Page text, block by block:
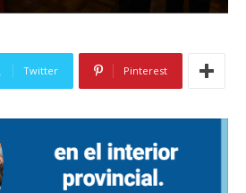
Twitter Pinterest